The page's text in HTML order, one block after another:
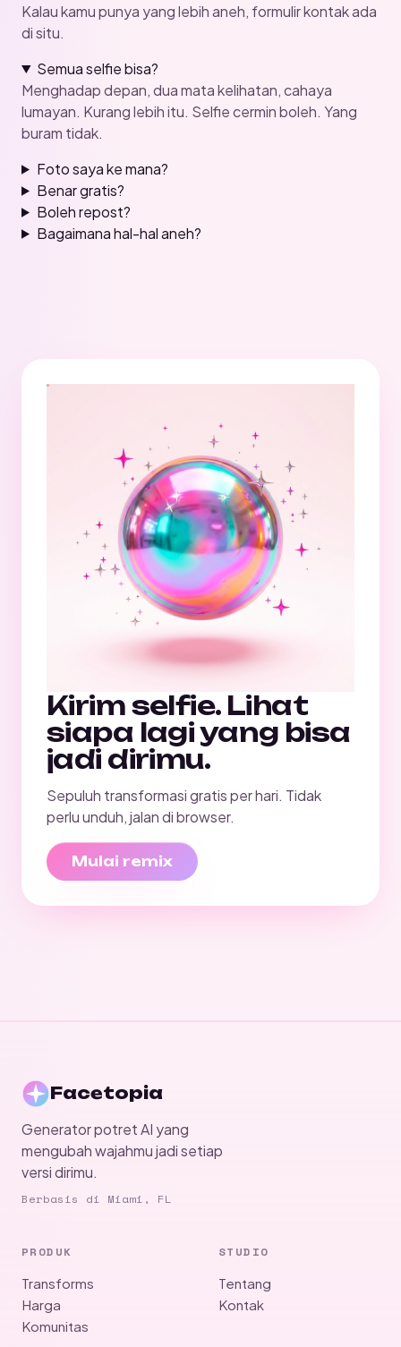
Kalau kamu punya yang lebih aneh, formulir kontakada
di situ.
Semua selfie bisa?
Menghadap depan, dua mata kelihatan, cahaya
lumayan. Kurang lebih itu. Selfie cermin boleh. Yang
buram tidak.
Foto saya ke mana?
Benar gratis?
Boleh repost?
Bagaimana hal-hal aneh?
Kirim selfie. Lihat
siapa lagi yang bisa
jadi dirimu.
Sepuluh transformasi gratis per hari. Tidak
perlu unduh, jalan di browser.
Mulai remix
Facetopia
Generator potret AI yang
mengubah wajahmu jadi setiap
versi dirimu.
Berbasis di Miami, FL
PRODUK
Transforms
Harga
Komunitas
STUDIO
Tentang
Kontak